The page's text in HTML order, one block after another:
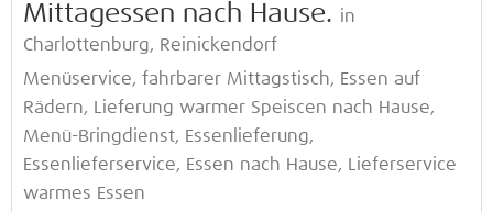
Mittagessen nach Hause. in
Charlottenburg, Reinickendorf
Menüservice, fahrbarer Mittagstisch, Essen auf
Rädern, Lieferung warmer Speiscen nach Hause,
Menü-Bringdienst, Essenlieferung,
Essenlieferservice, Essen nach Hause, Lieferservice
warmes Essen